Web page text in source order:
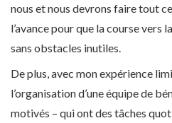
nous et nous devrons faire tout
l’avance pour que la course vers
sans obstacles inutiles.
De plus, avec mon expérience
l’organisation d’une équipe de
motivés – qui ont des tâches